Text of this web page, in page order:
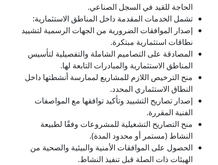
الحاجة للقيد في السجل الصناعي.
تشمل الخدمات المقدمة داخل المناطق الاستثمارية:
إصدار الموافقات الضرورية من الجهات الرسمية لتشييد
نطاقات استثمارية مبتكرة.
المصادقة على التصاميم الشاملة والتفصيلية لتأسيس
المناطق الاستثمارية والمبادرات التابعة لها.
منح الترخيص اللازم للمشاريع لممارسة أنشطتها داخل
النطاق الاستثماري المحدد.
إصدار تصاريح التشييد وتأكيد توافقها مع المواصفات
الفنية المقررة.
منح التصاريح التشغيلية للمشروعات وفقًا لطبيعة
النشاط (مستمر أو محدود المدة).
الحصول على الموافقات الأمنية والبيئية والصحية من
الهيئات ذات الصلة قبل تنفيذ النشاط.